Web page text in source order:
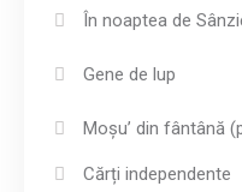
În noaptea de
Gene de lup
Moșu’ din fântână
Cărți independente